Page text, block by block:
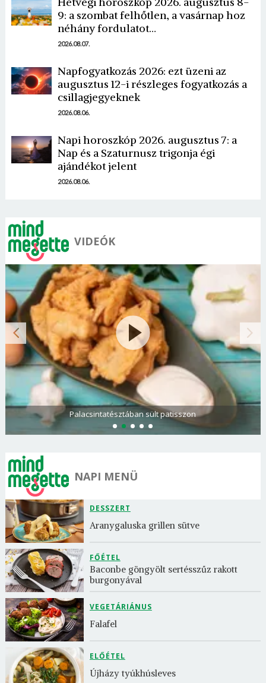
9: a szombat felhőtlen, a vasárnap hoz
néhány fordulatot…
2026.08.07.
Napfogyatkozás 2026: ezt üzeni az
augusztus 12-i részleges fogyatkozás a
csillagjegyeknek
2026.08.06.
Napi horoszkóp 2026. augusztus 7: a
Nap és a Szaturnusz trigonja égi
ajándékot jelent
2026.08.06.
VIDEÓK
Paradicsomos rakott krumpli darált hússal
NAPI MENÜ
DESSZERT
Aranygaluska grillen sütve
FŐÉTEL
Baconbe göngyölt sertésszűz rakott
burgonyával
VEGETÁRIÁNUS
Falafel
ELŐÉTEL
Újházy tyúkhúsleves
Borsonline bejelentkezés
Mégse Bejelentkezés